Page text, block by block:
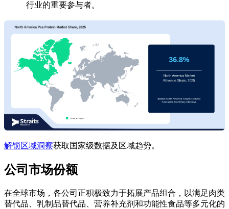
行业的重要参与者。
解锁区域洞察获取国家级数据及区域趋势。
公司市场份额
在全球市场，各公司正积极致力于拓展产品组合，以满足肉类
替代品、乳制品替代品、营养补充剂和功能性食品等多元化的